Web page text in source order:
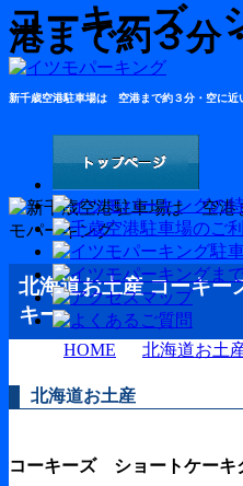
コーキーズ
港まで約３分
新千歳空港駐車場は 空港まで約３分・空に近
北海道お土産 コーキ
キー
HOME 北海道お土
北海道お土産
コーキーズ ショートケーキ